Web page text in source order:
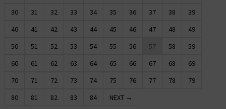
30
31 32 33 34 35 36 37 38
39
40
41 42 43 44 45 46 47 48
49
50
51 52 53 54 55 56 57 58
59
60
61 62 63 64 65 66 67 68
69
70
71 72 73 74 75 76 77 78
79
80
81 82 83 84 NEXT →